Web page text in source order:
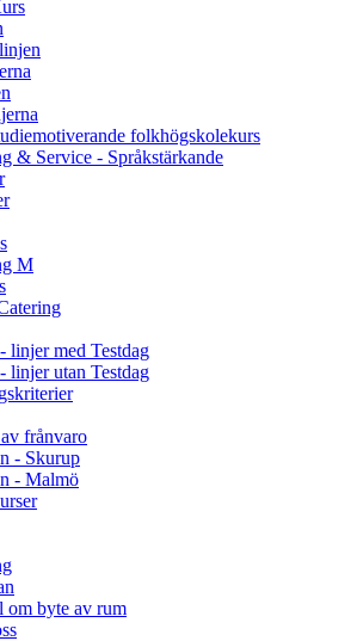
folkhögskolekurs
& Service - Språkstärkande
M
linjer med Testdag
linjer utan Testdag
frånvaro
- Skurup
- Malmö
om byte av rum